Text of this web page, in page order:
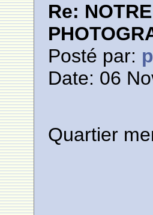
Re:
Posté par:
Date: 06
Quartier